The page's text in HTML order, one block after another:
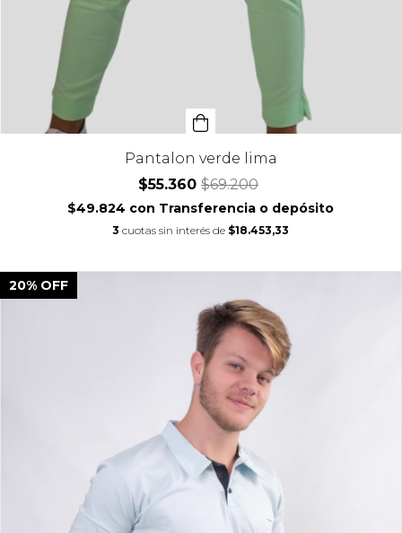
Pantalon verde lima
$55.360 $69.200
$49.824 con Transferencia o depósito
3 cuotas sin interés de $18.453,33
20% OFF